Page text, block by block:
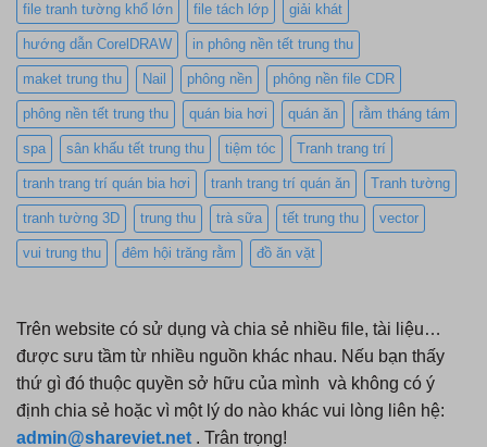
file tranh tường khổ lớn file tách lớp giải khát
hướng dẫn CorelDRAW in phông nền tết trung thu
maket trung thu Nail phông nền phông nền file CDR
phông nền tết trung thu quán bia hơi quán ăn rằm tháng tám
spa sân khấu tết trung thu tiệm tóc Tranh trang trí
tranh trang trí quán bia hơi tranh trang trí quán ăn Tranh tường
tranh tường 3D trung thu trà sữa tết trung thu vector
vui trung thu đêm hội trăng rằm đồ ăn vặt
Trên website có sử dụng và chia sẻ nhiều file, tài liệu…
được sưu tầm từ nhiều nguồn khác nhau. Nếu bạn thấy
thứ gì đó thuộc quyền sở hữu của mình và không có ý
định chia sẻ hoặc vì một lý do nào khác vui lòng liên hệ:
admin@shareviet.net . Trân trọng!